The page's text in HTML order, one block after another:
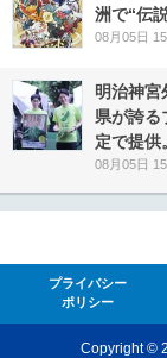
洲で“伝
08月05日
明治神宮
県が誇る
定で提供
08月05日
プライバシー
ポリシー
Copyright ©